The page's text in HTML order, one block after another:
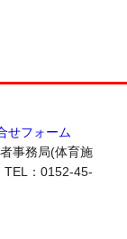
せフォーム
事務局(体育施
TEL：0152-45-